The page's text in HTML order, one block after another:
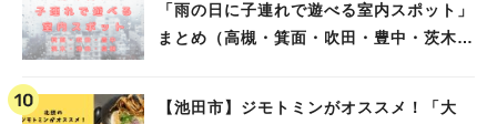
「雨の日に子連れで遊べる室内スポット」
まとめ（高槻・箕面・吹田・豊中・茨木・
【池田市】ジモトミンがオススメ！「大